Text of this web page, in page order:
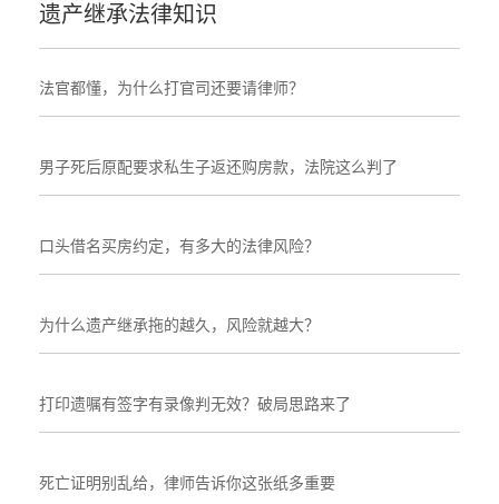
遗产继承法律知识
法官都懂，为什么打官司还要请律师？
男子死后原配要求私生子返还购房款，法院这么判了
口头借名买房约定，有多大的法律风险？
为什么遗产继承拖的越久，风险就越大？
打印遗嘱有签字有录像判无效？破局思路来了
死亡证明别乱给，律师告诉你这张纸多重要